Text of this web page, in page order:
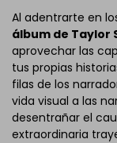
Al adentrarte en
álbum de Taylor
aprovechar las
tus propias
filas de los
vida visual a las
desentrañar el
extraordinaria